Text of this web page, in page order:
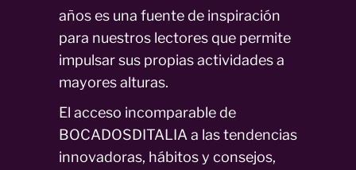
años es una fuente de inspiración
para nuestros lectores que permite
impulsar sus propias actividades a
mayores alturas.
El acceso incomparable de
BOCADOSDITALIA a las tendencias
innovadoras, hábitos y consejos,